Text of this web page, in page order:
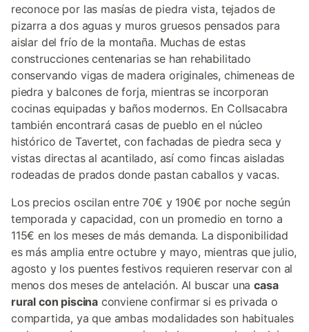
reconoce por las masías de piedra vista, tejados de
pizarra a dos aguas y muros gruesos pensados para
aislar del frío de la montaña. Muchas de estas
construcciones centenarias se han rehabilitado
conservando vigas de madera originales, chimeneas de
piedra y balcones de forja, mientras se incorporan
cocinas equipadas y baños modernos. En Collsacabra
también encontrará casas de pueblo en el núcleo
histórico de Tavertet, con fachadas de piedra seca y
vistas directas al acantilado, así como fincas aisladas
rodeadas de prados donde pastan caballos y vacas.
Los precios oscilan entre 70€ y 190€ por noche según
temporada y capacidad, con un promedio en torno a
115€ en los meses de más demanda. La disponibilidad
es más amplia entre octubre y mayo, mientras que julio,
agosto y los puentes festivos requieren reservar con al
menos dos meses de antelación. Al buscar unacasa
rural con piscina conviene confirmar si es privada o
compartida, ya que ambas modalidades son habituales